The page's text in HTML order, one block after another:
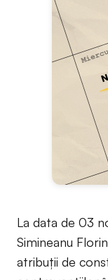
La data de 03
Simineanu
atribuții de